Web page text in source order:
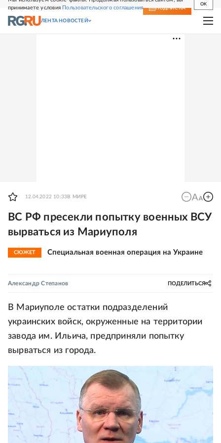
принимаете условия Пользовательского соглашения
OK
СВЕЖИЙ НОМЕР ПОДПИСКА
ЛЕНТА НОВОСТЕЙ
12.04.2022 10:33 В МИРЕ
ВС РФ пресекли попытку военных ВСУ
вырваться из Мариуполя
СЮЖЕТ Специальная военная операция на Украине
Александр Степанов ПОДЕЛИТЬСЯ
В Мариуполе остатки подразделений
украинских войск, окруженные на территории
завода им. Ильича, предприняли попытку
вырваться из города.